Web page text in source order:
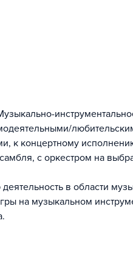
к концертному
с оркестром на
в области
на музыкальном